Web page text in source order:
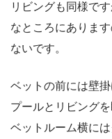
リビングも同様で
なところにありま
ないです。
ベットの前には壁
プールとリビング
ベットルーム横に